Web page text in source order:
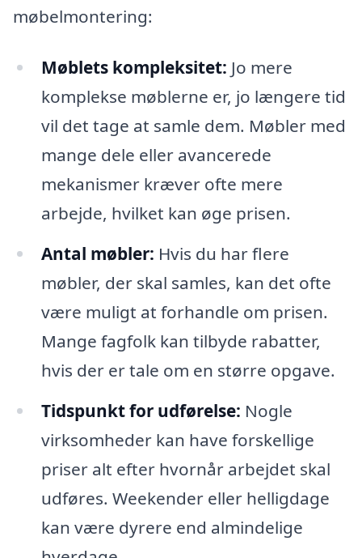
møbelmontering:
Møblets kompleksitet: Jo mere
komplekse møblerne er, jo længere tid
vil det tage at samle dem. Møbler med
mange dele eller avancerede
mekanismer kræver ofte mere
arbejde, hvilket kan øge prisen.
Antal møbler: Hvis du har flere
møbler, der skal samles, kan det ofte
være muligt at forhandle om prisen.
Mange fagfolk kan tilbyde rabatter,
hvis der er tale om en større opgave.
Tidspunkt for udførelse: Nogle
virksomheder kan have forskellige
priser alt efter hvornår arbejdet skal
udføres. Weekender eller helligdage
kan være dyrere end almindelige